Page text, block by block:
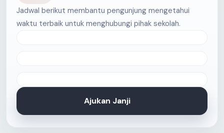
Jadwal berikut membantu pengunjung mengetahui
waktu terbaik untuk menghubungi pihak sekolah.
Ajukan Janji